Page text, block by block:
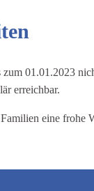
zum 01.01.2023
erreichbar.
eine frohe